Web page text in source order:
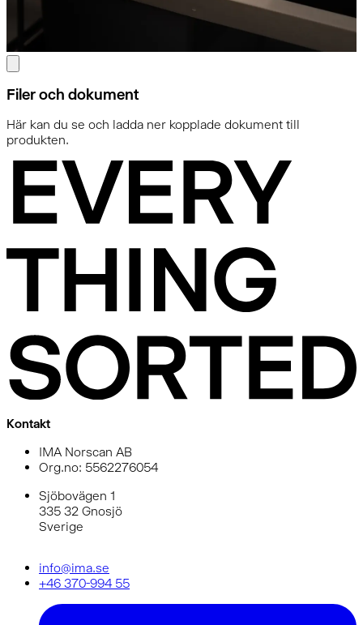
Filer och dokument
Här kan du se och ladda ner kopplade dokument till
produkten.
Kontakt
IMA Norscan AB
Org.no: 5562276054
Sjöbovägen 1
335 32 Gnosjö
Sverige
info@ima.se
+46 370-994 55